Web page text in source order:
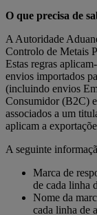
O que precisa de
A Autoridade
Controlo de Metais
Estas regras
envios importados
(incluindo envios
Consumidor (B2C)
associados a um
aplicam a
A seguinte
Marca de
de cada linha
Nome da
cada linha de